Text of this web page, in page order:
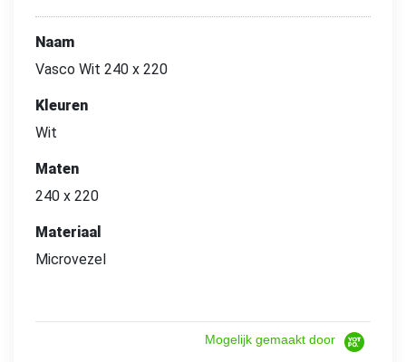
Naam
Vasco Wit 240 x 220
Kleuren
Wit
Maten
240 x 220
Materiaal
Microvezel
Mogelijk gemaakt door